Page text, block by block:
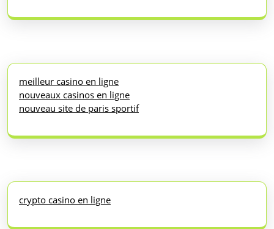
meilleur casino en ligne
nouveaux casinos en ligne
nouveau site de paris sportif
crypto casino en ligne